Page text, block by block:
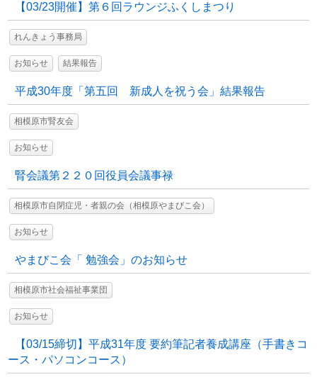
【03/23開催】第６回ラウンジふくしまつり
れんきょう事務局
お知らせ 結果報告
平成30年度「第五回 新成人を祝う会」結果報告
相模原市腎友会
お知らせ
腎会議第２２０回役員会議事禄
相模原市自閉症児・者親の会（相模原やまびこ会）
お知らせ
やまびこ会「 勉強会」のお知らせ
相模原市社会福祉事業団
お知らせ
【03/15締切】平成31年度 要約筆記者養成講座（手書きコ
ース・パソコンコース）